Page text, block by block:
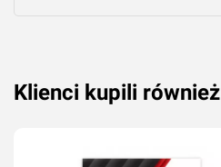
Klienci kupili również